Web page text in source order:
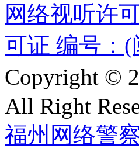
网络视听许
可证 编号：(
Copyright ©
All Right
福州网络警